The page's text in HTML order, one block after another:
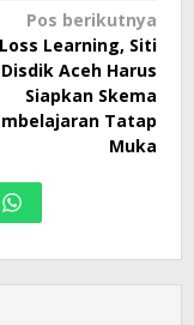
Pos berikutnya
Learning, Siti
Aceh Harus
Siapkan Skema
Tatap
Muka